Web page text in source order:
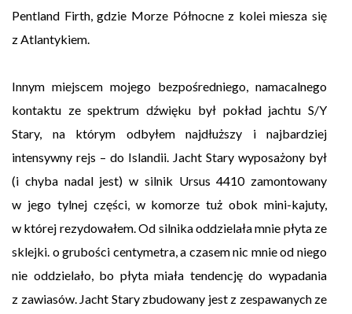
Pentland Firth, gdzie Morze Północne z kolei miesza się
z Atlantykiem.
Innym miejscem mojego bezpośredniego, namacalnego
kontaktu ze spektrum dźwięku był pokład jachtu S/Y
Stary, na którym odbyłem najdłuższy i najbardziej
intensywny rejs – do Islandii. Jacht Stary wyposażony był
(i chyba nadal jest) w silnik Ursus 4410 zamontowany
w jego tylnej części, w komorze tuż obok mini-kajuty,
w której rezydowałem. Od silnika oddzielała mnie płyta ze
sklejki. o grubości centymetra, a czasem nic mnie od niego
nie oddzielało, bo płyta miała tendencję do wypadania
z zawiasów. Jacht Stary zbudowany jest z zespawanych ze